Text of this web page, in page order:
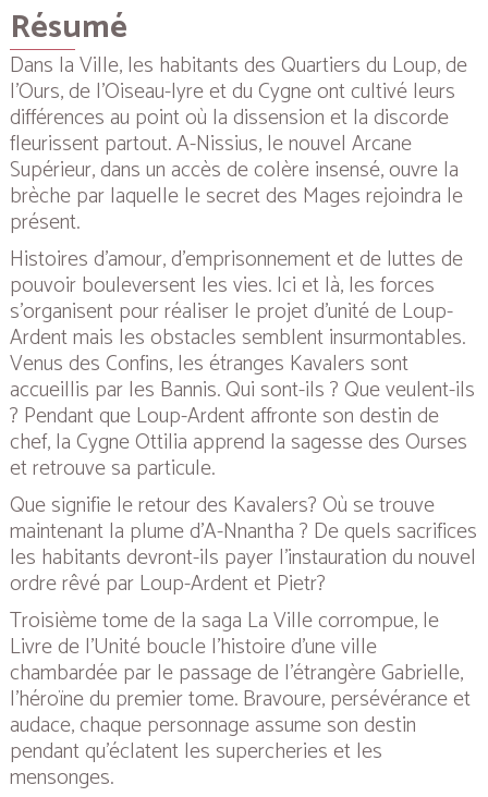
Résumé
Dans la Ville, les habitants des Quartiers du Loup, de
l’Ours, de l’Oiseau-lyre et du Cygne ont cultivé leurs
différences au point où la dissension et la discorde
fleurissent partout. A-Nissius, le nouvel Arcane
Supérieur, dans un accès de colère insensé, ouvre la
brèche par laquelle le secret des Mages rejoindra le
présent.
Histoires d’amour, d’emprisonnement et de luttes de
pouvoir bouleversent les vies. Ici et là, les forces
s’organisent pour réaliser le projet d’unité de Loup-
Ardent mais les obstacles semblent insurmontables.
Venus des Confins, les étranges Kavalers sont
accueillis par les Bannis. Qui sont-ils ? Que veulent-ils
? Pendant que Loup-Ardent affronte son destin de
chef, la Cygne Ottilia apprend la sagesse des Ourses
et retrouve sa particule.
Que signifie le retour des Kavalers? Où se trouve
maintenant la plume d’A-Nnantha ? De quels sacrifices
les habitants devront-ils payer l’instauration du nouvel
ordre rêvé par Loup-Ardent et Pietr?
Troisième tome de la saga La Ville corrompue, le
Livre de l’Unité boucle l’histoire d’une ville
chambardée par le passage de l’étrangère Gabrielle,
l’héroïne du premier tome. Bravoure, persévérance et
audace, chaque personnage assume son destin
pendant qu’éclatent les supercheries et les
mensonges.